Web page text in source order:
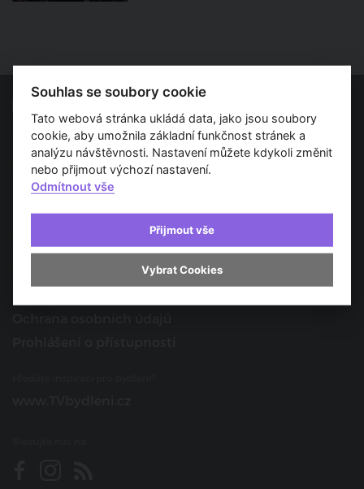
Spojujeme svět architektury
O nás
Provozovatel
Kontakt
Spolupracujte s námi
Souhlas se soubory cookie
Tato webová stránka ukládá data, jako jsou soubory
cookie, aby umožnila základní funkčnost stránek a
analýzu návštěvnosti. Nastavení můžete kdykoli změnit
nebo přijmout výchozí nastavení.
Odmítnout vše
Přijmout vše
Vybrat Cookies